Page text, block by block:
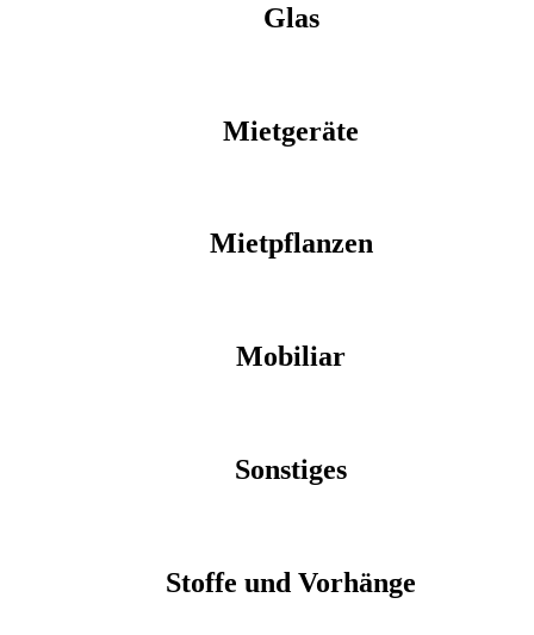
Glas
Mietgeräte
Mietpflanzen
Mobiliar
Sonstiges
Stoffe und Vorhänge